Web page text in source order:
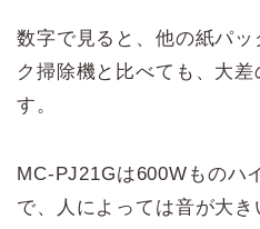
数字で見ると、他の紙パ
ク掃除機と比べても、大
す。
MC-PJ21Gは600Wものハ
で、人によっては音が大